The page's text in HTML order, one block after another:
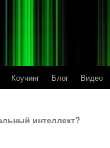
Коучинг Блог Видео
интеллект?